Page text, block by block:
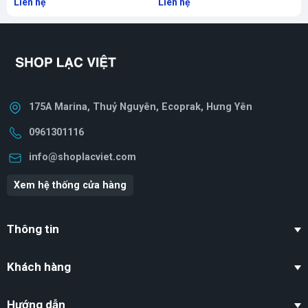
gia chủ cảm thấy an tâm, hạnh phúc và luôn
được bảo vệ.
175A Marina, Thuỷ Nguyên, Ecoprak, Hưng Yên
0961301116
info@shoplacviet.com
Xem hệ thống cửa hàng
Thông tin
Khách hàng
Hướng dẫn